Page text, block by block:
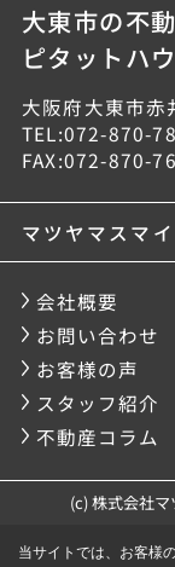
大東市の不
ピタットハ
大阪府大東市
TEL:072-870-
FAX:072-870-
マツヤマスマ
会社概要
お問い合わせ
お客様の声
スタッフ紹介
不動産コラム
(c) 株式会社
当サイトでは、お客様